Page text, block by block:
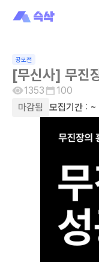
공모전
[무신사] 무진
1353
100
마감됨
모집기간 : ~